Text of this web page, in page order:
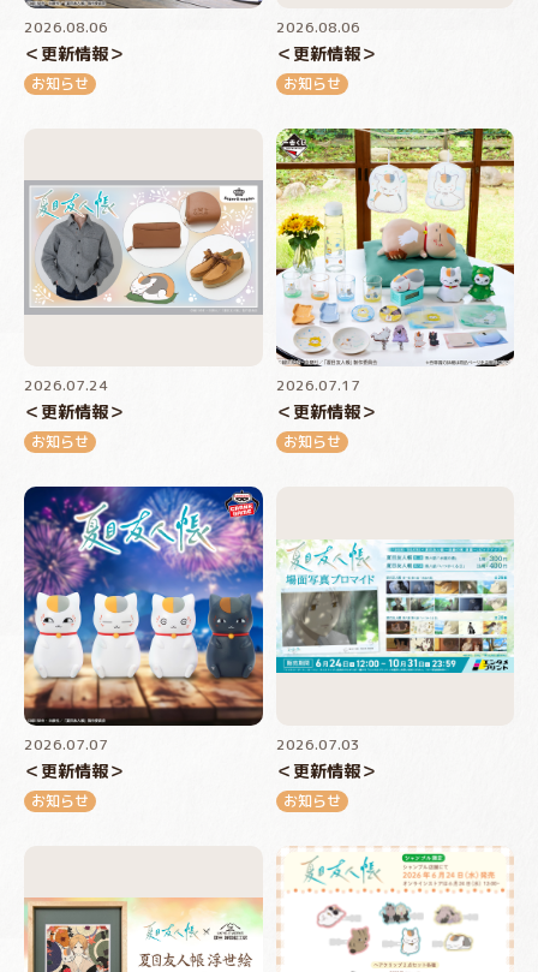
2026.08.06
＜更新情報＞
お知らせ
2026.08.06
＜更新情報＞
お知らせ
2026.07.24
＜更新情報＞
お知らせ
2026.07.17
＜更新情報＞
お知らせ
2026.07.07
＜更新情報＞
お知らせ
2026.07.03
＜更新情報＞
お知らせ